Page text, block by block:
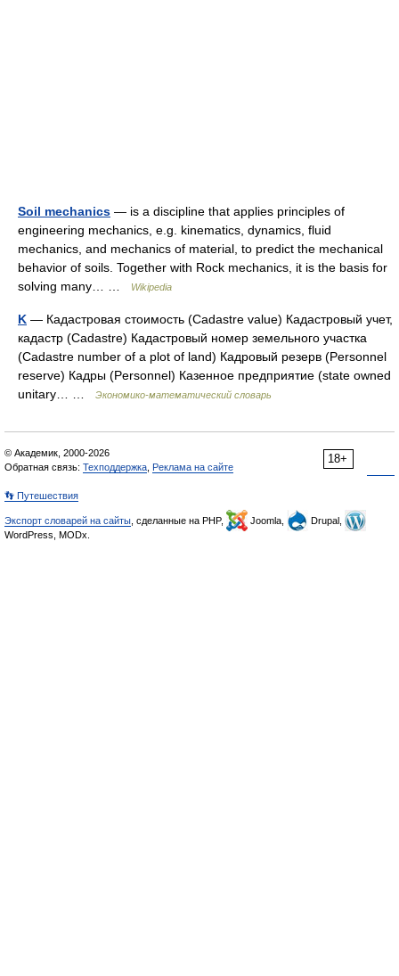
Soil mechanics — is a discipline that applies principles of
engineering mechanics, e.g. kinematics, dynamics, fluid
mechanics, and mechanics of material, to predict the mechanical
behavior of soils. Together with Rock mechanics, it is the basis for
solving many… …
Wikipedia
K — Кадастровая стоимость (Cadastre value) Кадастровый учет,
кадастр (Cadastre) Кадастровый номер земельного участка
(Cadastre number of a plot of land) Кадровый резерв (Personnel
reserve) Кадры (Personnel) Казенное предприятие (state owned
unitary… …
Экономико-математический словарь
18+
© Академик, 2000-2026
Обратная связь: Техподдержка Реклама на сайте
👣 Путешествия
Экспорт словарей на сайты , сделанные на PHP, Joomla,
Drupal,
WordPress, MODx.